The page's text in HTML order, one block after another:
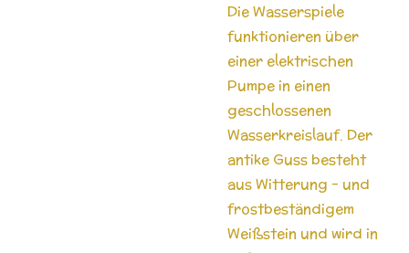
Die Wasserspiele
funktionieren über
einer elektrischen
Pumpe in einen
geschlossenen
Wasserkreislauf. Der
antike Guss besteht
aus Witterung - und
frostbeständigem
Weißstein und wird in